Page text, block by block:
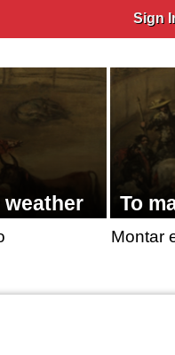
Sign
weather To
Montar